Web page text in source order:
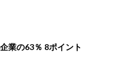
業の63％ 8ポイント